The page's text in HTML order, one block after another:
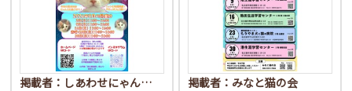
掲載者：しあわせにゃん… 掲載者：みなと猫の会